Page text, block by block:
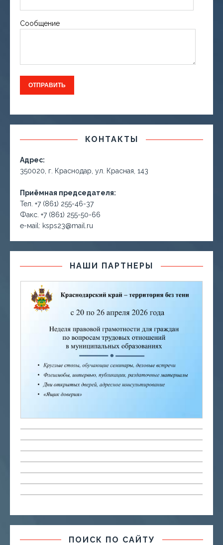
Сообщение
КОНТАКТЫ
Адрес:
350020, г. Краснодар, ул. Красная, 143
Приёмная председателя:
Тел. +7 (861) 255-46-37
Факс. +7 (861) 255-50-66
е-маil: ksps23@mail.ru
НАШИ ПАРТНЕРЫ
ПОИСК ПО САЙТУ